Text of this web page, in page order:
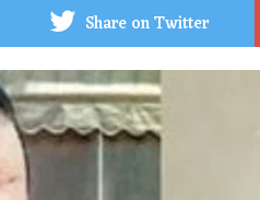
Share on Twitter